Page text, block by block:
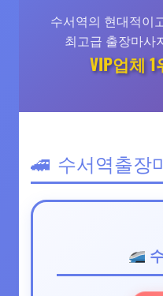
수서역의 현대적이
최고급 출장마사
VIP업체
수서역출장